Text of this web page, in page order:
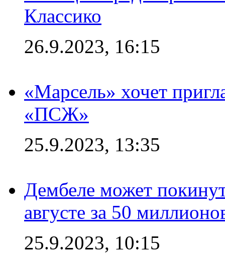
Классико
26.9.2023, 16:15
«Марсель» хочет
«ПСЖ»
25.9.2023, 13:35
Дембеле может
августе за 50
25.9.2023, 10:15